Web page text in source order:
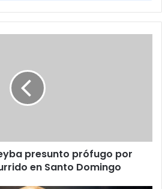
presunto prófugo por
en Santo Domingo